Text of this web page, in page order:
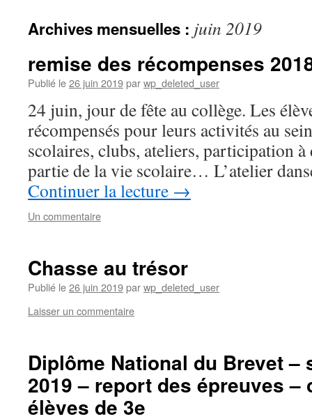
Archives mensuelles : juin 2019
remise des récompenses
Publié le26 juin 2019parwp_deleted_user
24 juin, jour de fête au collège. Les
récompensés pour leurs activités au
scolaires, clubs, ateliers, participation à
partie de la vie scolaire… L’atelier
Continuer la lecture →
Un commentaire
Chasse au trésor
Publié le26 juin 2019parwp_deleted_user
Laisser un commentaire
Diplôme National du Brevet –
2019 – report des épreuves –
élèves de 3e